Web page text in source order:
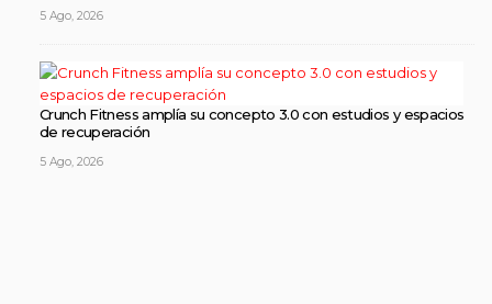
5 Ago, 2026
Crunch Fitness amplía su concepto 3.0 con estudios y espacios
de recuperación
5 Ago, 2026